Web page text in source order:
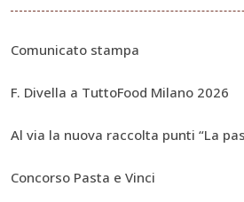
Comunicato stampa
F. Divella a TuttoFood Milano 2026
Al via la nuova raccolta punti “La
Concorso Pasta e Vinci